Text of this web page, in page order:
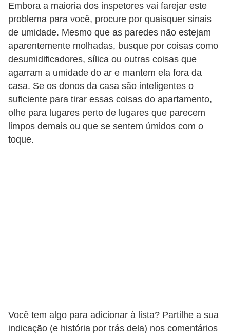
Embora a maioria dos inspetores vai farejar este
problema para você, procure por quaisquer sinais
de umidade. Mesmo que as paredes não estejam
aparentemente molhadas, busque por coisas como
desumidificadores, sílica ou outras coisas que
agarram a umidade do ar e mantem ela fora da
casa. Se os donos da casa são inteligentes o
suficiente para tirar essas coisas do apartamento,
olhe para lugares perto de lugares que parecem
limpos demais ou que se sentem úmidos com o
toque.
Você tem algo para adicionar à lista? Partilhe a sua
indicação (e história por trás dela) nos comentários